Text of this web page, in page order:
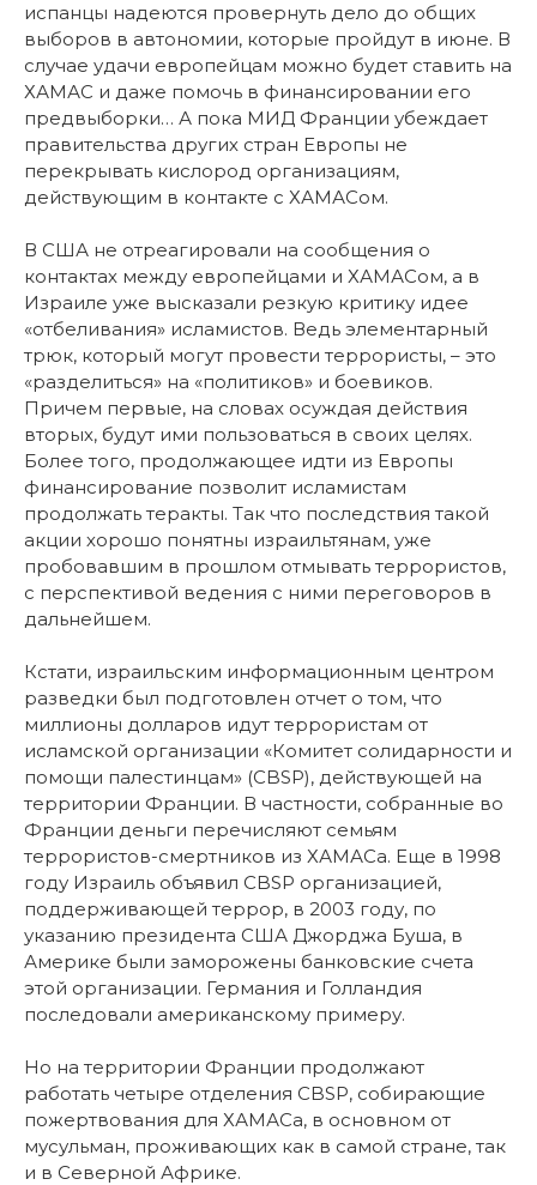
испанцы надеются провернуть дело до общих
выборов в автономии, которые пройдут в июне. В
случае удачи европейцам можно будет ставить на
ХАМАС и даже помочь в финансировании его
предвыборки… А пока МИД Франции убеждает
правительства других стран Европы не
перекрывать кислород организациям,
действующим в контакте с ХАМАСом.
В США не отреагировали на сообщения о
контактах между европейцами и ХАМАСом, а в
Израиле уже высказали резкую критику идее
«отбеливания» исламистов. Ведь элементарный
трюк, который могут провести террористы, – это
«разделиться» на «политиков» и боевиков.
Причем первые, на словах осуждая действия
вторых, будут ими пользоваться в своих целях.
Более того, продолжающее идти из Европы
финансирование позволит исламистам
продолжать теракты. Так что последствия такой
акции хорошо понятны израильтянам, уже
пробовавшим в прошлом отмывать террористов,
с перспективой ведения с ними переговоров в
дальнейшем.
Кстати, израильским информационным центром
разведки был подготовлен отчет о том, что
миллионы долларов идут террористам от
исламской организации «Комитет солидарности и
помощи палестинцам» (CBSP), действующей на
территории Франции. В частности, собранные во
Франции деньги перечисляют семьям
террористов-смертников из ХАМАСа. Еще в 1998
году Израиль объявил CBSP организацией,
поддерживающей террор, в 2003 году, по
указанию президента США Джорджа Буша, в
Америке были заморожены банковские счета
этой организации. Германия и Голландия
последовали американскому примеру.
Но на территории Франции продолжают
работать четыре отделения CBSP, собирающие
пожертвования для ХАМАСа, в основном от
мусульман, проживающих как в самой стране, так
и в Северной Африке.